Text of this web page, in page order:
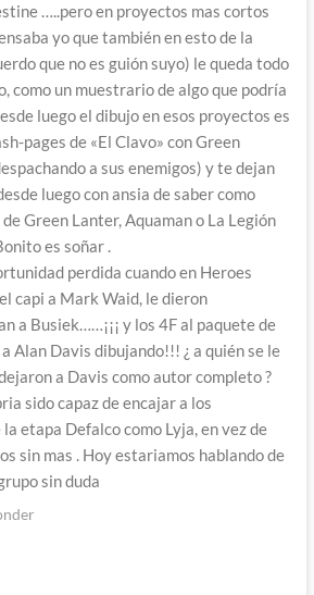
…..pero en proyectos mas cortos
yo que también en esto de la
que no es guión suyo) le queda todo
como un muestrario de algo que podría
luego el dibujo en esos proyectos es
pages de «El Clavo» con Green
a sus enemigos) y te dejan
luego con ansia de saber como
Green Lanter, Aquaman o La Legión
es soñar .
perdida cuando en Heroes
capi a Mark Waid, le dieron
a Busiek……¡¡¡ y los 4F al paquete de
Alan Davis dibujando!!! ¿ a quién se le
a Davis como autor completo ?
sido capaz de encajar a los
etapa Defalco como Lyja, en vez de
sin mas . Hoy estariamos hablando de
sin duda